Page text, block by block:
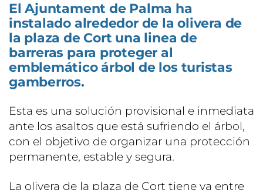
El Ajuntament de Palma ha
instalado alrededor de la olivera de
la plaza de Cort una linea de
barreras para proteger al
emblemático árbol de los turistas
gamberros.
Esta es una solución provisional e inmediata
ante los asaltos que está sufriendo el árbol,
con el objetivo de organizar una protección
permanente, estable y segura.
La olivera de la plaza de Cort tiene ya entre